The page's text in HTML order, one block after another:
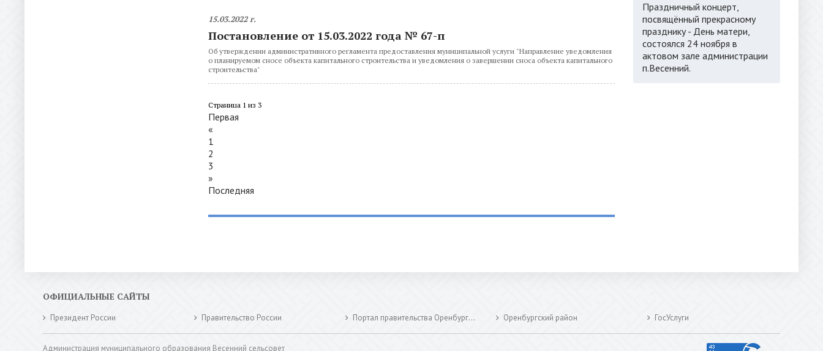
15.03.2022 г.
Постановление от 15.03.2022 года № 67-п
Об утверждении административного регламента предоставления муниципальной услуги "Направление уведомления
о планируемом сносе объекта капитального строительства и уведомления о завершении сноса объекта капитального
строительства"
Страница 1 из 3
Первая
«
1
2
3
»
Последняя
Праздничный концерт,
посвящённый прекрасному
празднику - День матери,
состоялся 24 ноября в
актовом зале администрации
п.Весенний.
ОФИЦИАЛЬНЫЕ САЙТЫ
Президент России Правительство России Портал правительства Оренбургской области Оренбургский район ГосУслуги
Администрация муниципального образования Весенний сельсовет